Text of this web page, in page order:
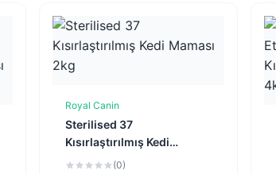
Sepete Ekle
Royal Canin
Sterilised 37
Kısırlaştırılmış Kedi
Maması 2kg
(0)